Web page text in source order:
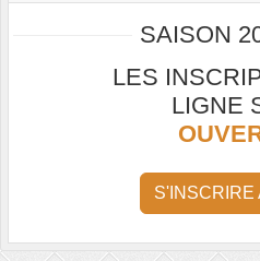
SAISON
LES
LIGNE
S'INSCRIRE